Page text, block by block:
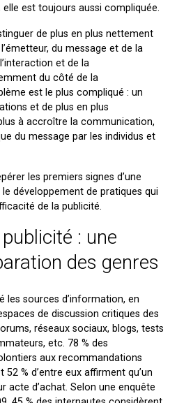
est toujours aussi compliquée.
de plus en plus nettement
du message et de la
et de la
du côté de la
est le plus compliqué : un
et de plus en plus
à accroître la communication,
du message par les individus et
les premiers signes d’une
développement de pratiques qui
de la publicité.
: une
des genres
les sources d’information, en
de discussion critiques des
réseaux sociaux, blogs, tests
etc. 78 % des
aux recommandations
% d’entre eux affirment qu’un
acte d’achat. Selon une enquête